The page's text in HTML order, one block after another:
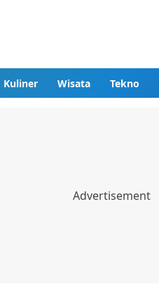
Kuliner Wisata Tekno